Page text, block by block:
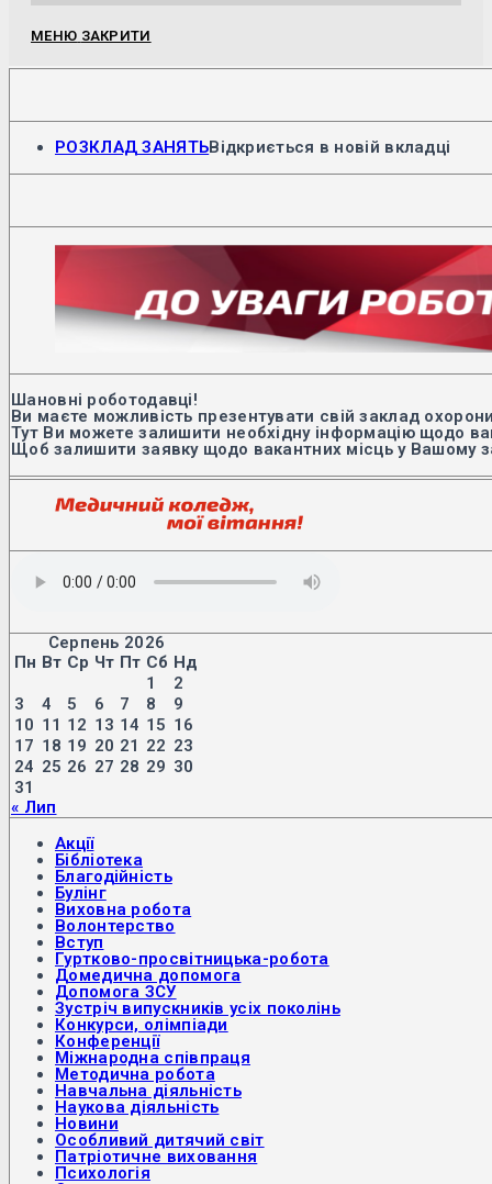
МЕНЮ ЗАКРИТИ
РОЗКЛАД ЗАНЯТЬВідкриється в новій вкладці
Шановні роботодавці!
Ви маєте можливість презентувати свій заклад
Тут Ви можете залишити необхідну інформацію щодо
Щоб залишити заявку щодо вакантних місць у Вашому
Серпень 2026
Пн Вт Ср Чт Пт Сб Нд
1
2
3
4 5 6 7 8
9
10 11 12 13 14 15 16
17 18 19 20 21 22 23
24 25 26 27 28 29 30
31
« Лип
Акції
Бібліотека
Благодійність
Булінг
Виховна робота
Волонтерство
Вступ
Гуртково-просвітницька-робота
Домедична допомога
Допомога ЗСУ
Зустріч випускників усіх поколінь
Конкурси, олімпіади
Конференції
Міжнародна співпраця
Методична робота
Навчальна діяльність
Наукова діяльність
Новини
Особливий дитячий світ
Патріотичне виховання
Психологія